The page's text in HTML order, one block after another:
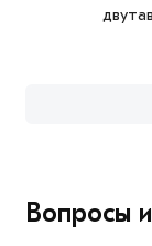
Вопросы